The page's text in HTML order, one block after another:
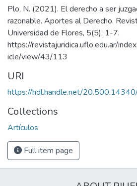
Plo, N. (2021). El derecho a ser
razonable. Aportes al Derecho.
Universidad de Flores, 5(5), 1-7.
https://revistajuridica.uflo.edu.ar/
icle/view/43/113
URI
https://hdl.handle.net/
Collections
Artículos
Full item page